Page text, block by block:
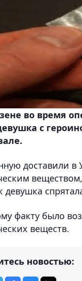
во время
с
доставили в
девушка
факту было
веществ.
новостью: